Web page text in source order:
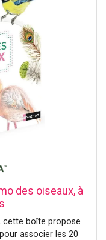
des oiseaux, à
cette boîte propose
associer les 20